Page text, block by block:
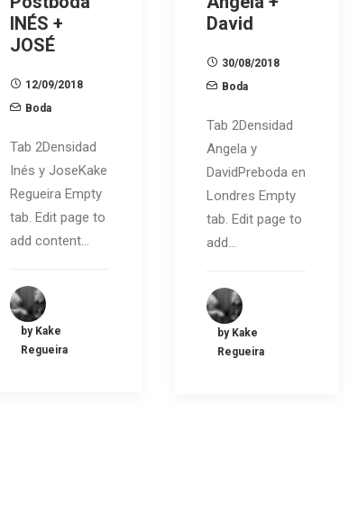
INÉS +
JOSÉ
12/09/2018
Boda
Tab 2Densidad
Inés y JoseKake
Regueira Empty
tab. Edit page to
add content…
by Kake
Regueira
David
30/08/2018
Boda
Tab 2Densidad
Angela y
DavidPreboda en
Londres Empty
tab. Edit page to
add…
by Kake
Regueira